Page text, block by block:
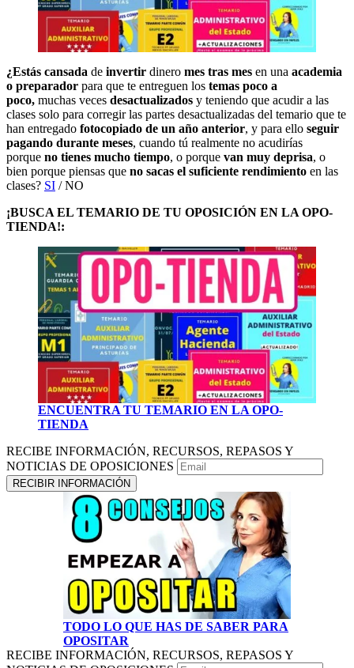
¿Estás cansada de invertir dinero mes tras mes en una academia
o preparador para que te entreguen los temas poco a
poco, muchas veces desactualizados y teniendo que acudir a las
clases solo para corregir las partes desactualizadas del temario que te
han entregado fotocopiado de un año anterior, y para ello seguir
pagando durante meses, cuando tú realmente no acudirías
porque no tienes mucho tiempo, o porque van muy deprisa, o
bien porque piensas que no sacas el suficiente rendimiento en las
clases? SI / NO
¡BUSCA EL TEMARIO DE TU OPOSICIÓN EN LA OPO-
TIENDA!:
ENCUENTRA TU TEMARIO EN LA OPO-
TIENDA
RECIBE INFORMACIÓN, RECURSOS, REPASOS Y
NOTICIAS DE OPOSICIONES
TODO LO QUE HAS DE SABER PARA
OPOSITAR
RECIBE INFORMACIÓN, RECURSOS, REPASOS Y